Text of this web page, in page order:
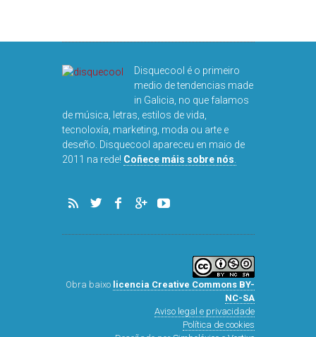
Disquecool é o primeiro
medio de tendencias made
de música, letras, estilos de vida,
tecnoloxía, marketing, moda ou arte e